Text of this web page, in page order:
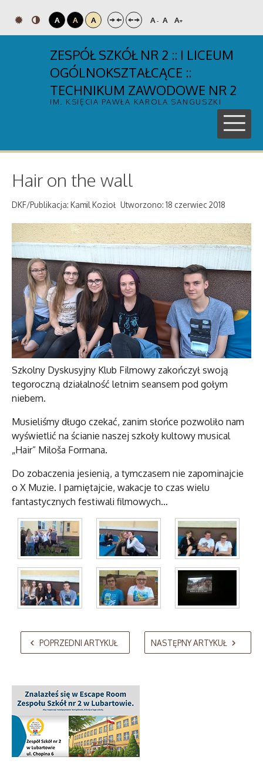
A A A A- A A+
ZESPÓŁ SZKÓŁ NR 2 :: I LICEUM
OGÓLNOKSZTAŁCĄCE ::
TECHNIKUM ZAWODOWE NR 2
IM. KSIĘCIA PAWŁA KAROLA SANGUSZKI
Hair on the wall
DKF/Publikacja: Kamil Kozioł Utworzono: 18 czerwiec 2018
Szkolny Dyskusyjny Klub Filmowy zakończył swoją
tegoroczną działalność letnim seansem pod gołym
niebem.
Musieliśmy długo czekać, zanim słońce pozwoliło nam
wyświetlić na ścianie naszej szkoły kultowy musical
„Hair” Miloša Formana.
Do zobaczenia jesienią, a tymczasem nie zapominajcie
o X Muzie. I pamiętajcie, wakacje to czas wielu
fantastycznych festiwali filmowych…
AdmirorGallery 5.2.0, author/sVasiljevski Kekeljevic.
POPRZEDNI ARTYKUŁ NASTĘPNY ARTYKUŁ